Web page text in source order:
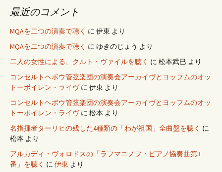
最近のコメント
MQAを二つの演奏で聴く に 伊東 より
MQAを二つの演奏で聴く に ゆきのじょう より
二人の女性による、クルト・ヴァイルを聴く に 松本武巳 より
コンセルトヘボウ管弦楽団の演奏会アーカイヴとヨッフムのオッ
トーボイレン・ライヴに 伊東 より
コンセルトヘボウ管弦楽団の演奏会アーカイヴとヨッフムのオッ
トーボイレン・ライヴに 松本 より
名指揮者ターリヒの残した4種類の「わが祖国」全曲盤を聴く に
松本 より
アルカディ・ヴォロドスの「ラフマニノフ・ピアノ協奏曲第3
番」を聴く に 伊東 より